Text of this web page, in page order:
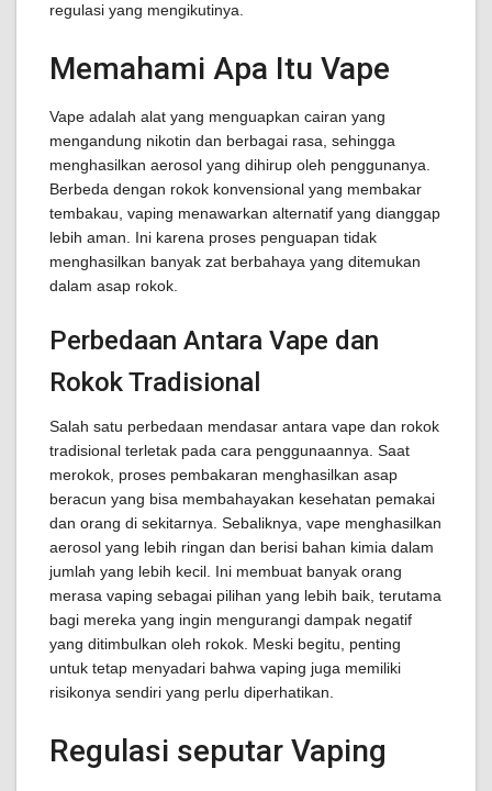
regulasi yang mengikutinya.
Memahami Apa Itu Vape
Vape adalah alat yang menguapkan cairan yang
mengandung nikotin dan berbagai rasa, sehingga
menghasilkan aerosol yang dihirup oleh penggunanya.
Berbeda dengan rokok konvensional yang membakar
tembakau, vaping menawarkan alternatif yang dianggap
lebih aman. Ini karena proses penguapan tidak
menghasilkan banyak zat berbahaya yang ditemukan
dalam asap rokok.
Perbedaan Antara Vape dan
Rokok Tradisional
Salah satu perbedaan mendasar antara vape dan rokok
tradisional terletak pada cara penggunaannya. Saat
merokok, proses pembakaran menghasilkan asap
beracun yang bisa membahayakan kesehatan pemakai
dan orang di sekitarnya. Sebaliknya, vape menghasilkan
aerosol yang lebih ringan dan berisi bahan kimia dalam
jumlah yang lebih kecil. Ini membuat banyak orang
merasa vaping sebagai pilihan yang lebih baik, terutama
bagi mereka yang ingin mengurangi dampak negatif
yang ditimbulkan oleh rokok. Meski begitu, penting
untuk tetap menyadari bahwa vaping juga memiliki
risikonya sendiri yang perlu diperhatikan.
Regulasi seputar Vaping